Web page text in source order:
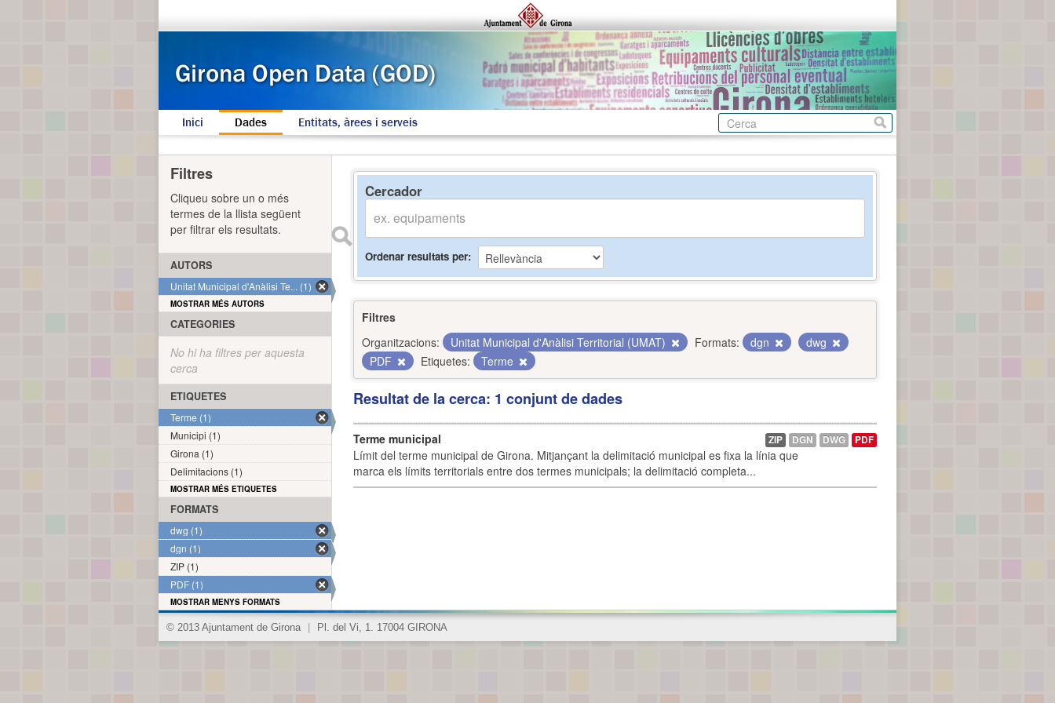
Inici Dades Entitats, àrees i serveis
Cercador
Ordenar resultats per
Filtres
Organitzacions:
Unitat Municipal d'Anàlisi Territorial (UMAT) Formats: dgn
dwg
PDF
Etiquetes: Terme
Resultat de la cerca: 1 conjunt de dades
Terme municipal
Límit del terme municipal de Girona. Mitjançant la delimitació municipal es fixa la línia que
marca els límits territorials entre dos termes municipals; la delimitació completa...
ZIP DGN DWG PDF
Filtres
Cliqueu sobre un o més
termes de la llista següent
per filtrar els resultats.
AUTORS
Unitat Municipal d'Anàlisi Te... (1)
MOSTRAR MÉS AUTORS
CATEGORIES
No hi ha filtres per aquesta
cerca
ETIQUETES
Terme (1)
Municipi (1)
Girona (1)
Delimitacions (1)
MOSTRAR MÉS ETIQUETES
FORMATS
dwg (1)
dgn (1)
ZIP (1)
PDF (1)
MOSTRAR MENYS FORMATS
© 2013 Ajuntament de Girona Pl. del Vi, 1. 17004 GIRONA